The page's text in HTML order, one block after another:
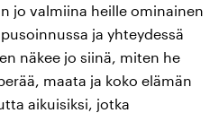
jo valmiina heille ominainen
ja yhteydessä
näkee jo siinä, miten he
maata ja koko elämän
aikuisiksi, jotka